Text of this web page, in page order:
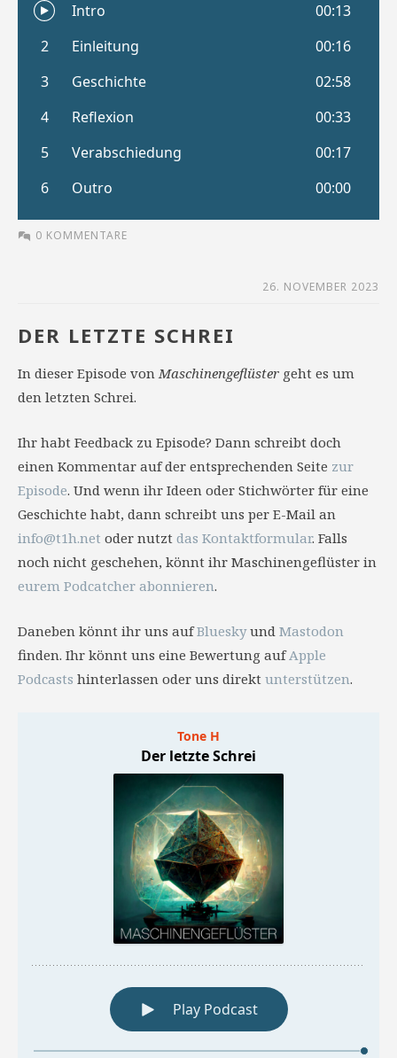
0 KOMMENTARE
26. NOVEMBER 2023
DER LETZTE SCHREI
In dieser Episode vonMaschinengeflüster geht es um
den letzten Schrei.
Ihr habt Feedback zu Episode? Dann schreibt doch
einen Kommentar auf der entsprechenden Seite zur
Episode. Und wenn ihr Ideen oder Stichwörter für eine
Geschichte habt, dann schreibt uns per E-Mail an
info@t1h.net oder nutzt das Kontaktformular. Falls
noch nicht geschehen, könnt ihr Maschinengeflüster in
eurem Podcatcher abonnieren.
Daneben könnt ihr uns aufBlueskyund Mastodon
finden. Ihr könnt uns eine Bewertung aufApple
Podcasts hinterlassen oder uns direkt unterstützen.